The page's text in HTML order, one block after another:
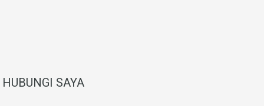
HUBUNGI SAYA